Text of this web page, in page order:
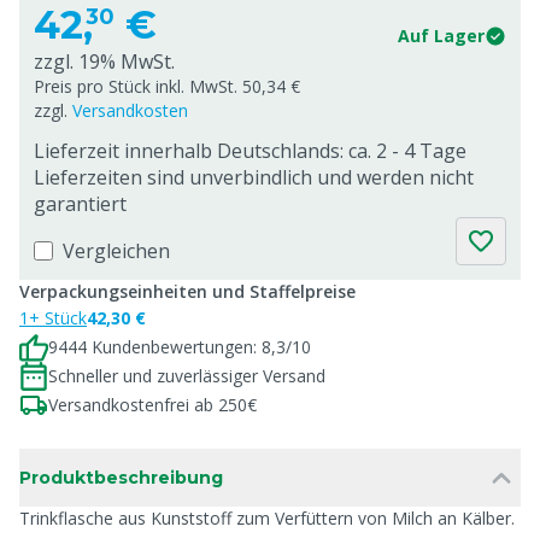
42,30 € Auf Lager
zzgl. 19% MwSt.
Preis pro Stück inkl. MwSt. 50,34 €
zzgl. Versandkosten
Lieferzeit innerhalb Deutschlands: ca. 2 - 4 Tage
Lieferzeiten sind unverbindlich und werden nicht
garantiert
Vergleichen
Verpackungseinheiten und Staffelpreise
1+ Stück42,30 €
9444 Kundenbewertungen: 8,3/10
Schneller und zuverlässiger Versand
Versandkostenfrei ab 250€
Produktbeschreibung
Trinkflasche aus Kunststoff zum Verfüttern von Milch an Kälber.